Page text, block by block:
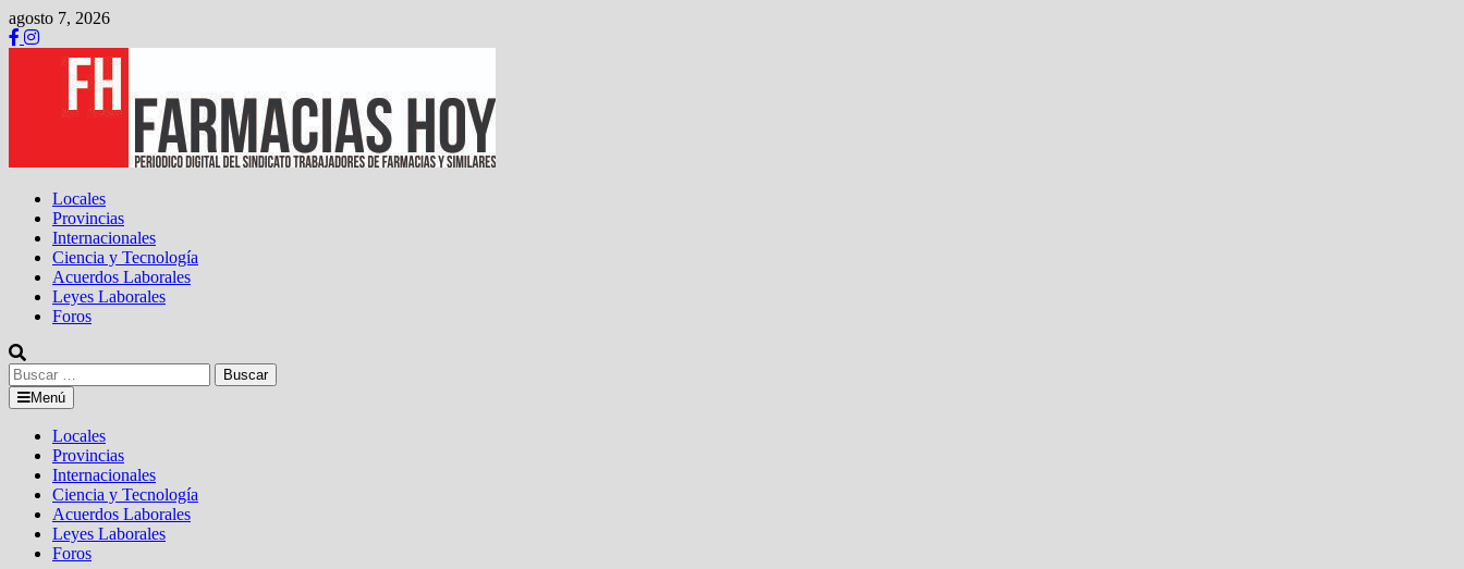
Saltar
al
contenido
agosto 7, 2026
Locales
Provincias
Internacionales
Ciencia y Tecnología
Acuerdos Laborales
Leyes Laborales
Foros
Buscar:
Menú
Locales
Provincias
Internacionales
Ciencia y Tecnología
Acuerdos Laborales
Leyes Laborales
Foros